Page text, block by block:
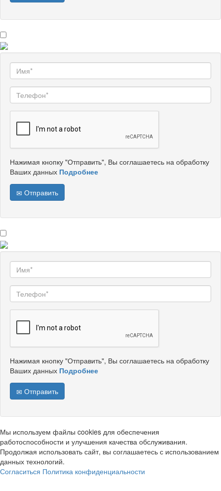
Нажимая кнопку "Отправить", Вы соглашаетесь на обработку
Ваших данных Подробнее
Отправить
Нажимая кнопку "Отправить", Вы соглашаетесь на обработку
Ваших данных Подробнее
Отправить
Мы используем файлы cookies для обеспечения
работоспособности и улучшения качества обслуживания.
Продолжая использовать сайт, вы соглашаетесь с использованием
данных технологий.
Согласиться Политика конфиденциальности